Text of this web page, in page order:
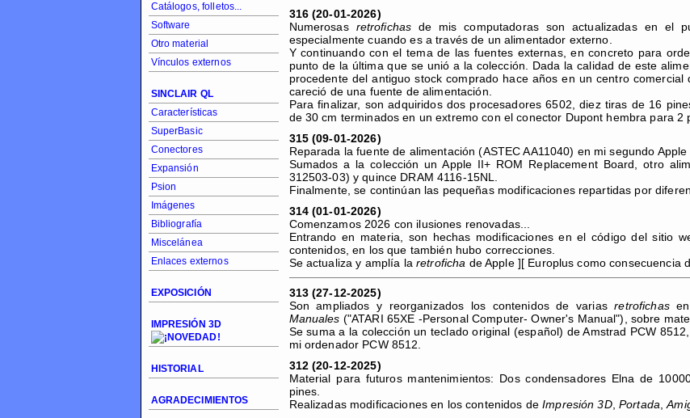
Catálogos, folletos...
Software
Otro material
Vínculos externos
SINCLAIR QL
Características
SuperBasic
Conectores
Expansión
Psion
Imágenes
Bibliografía
Miscelánea
Enlaces externos
EXPOSICIÓN
IMPRESIÓN 3D
HISTORIAL
AGRADECIMIENTOS
316 (20-01-2026)
Numerosas retrofichas de mis computadoras son actualizadas en el
especialmente cuando es a través de un alimentador externo.
Y continuando con el tema de las fuentes externas, en concreto para
punto de la última que se unió a la colección. Dada la calidad de este
procedente del antiguo stock comprado hace años en un centro
careció de una fuente de alimentación.
Para finalizar, son adquiridos dos procesadores 6502, diez tiras de 16
de 30 cm terminados en un extremo con el conector Dupont hembra para 2
315 (09-01-2026)
Reparada la fuente de alimentación (ASTEC AA11040) en mi segundo Apple
Sumados a la colección un Apple II+ ROM Replacement Board, otro
312503-03) y quince DRAM 4116-15NL.
Finalmente, se continúan las pequeñas modificaciones repartidas por
314 (01-01-2026)
Comenzamos 2026 con ilusiones renovadas...
Entrando en materia, son hechas modificaciones en el código del sitio
contenidos, en los que también hubo correcciones.
Se actualiza y amplía la retroficha de Apple ][ Europlus como consecuencia
313 (27-12-2025)
Son ampliados y reorganizados los contenidos de variasretrofichasen
Manuales ("ATARI 65XE -Personal Computer- Owner's Manual"), sobre
Se suma a la colección un teclado original (español) de Amstrad PCW
mi ordenador PCW 8512.
312 (20-12-2025)
Material para futuros mantenimientos: Dos condensadores Elna de
pines.
Realizadas modificaciones en los contenidos deImpresión 3D,Portada ,